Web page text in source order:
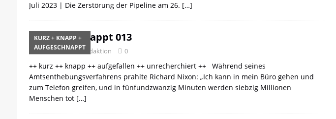
Juli 2023 | Die Zerstörung der Pipeline am 26. […]
KURZ + KNAPP +
AUFGESCHNAPPT
Aufgeschnappt 013
27. Juli 2023 Redaktion 0
++ kurz ++ knapp ++ aufgefallen ++ unrecherchiert ++ Während seines
Amtsenthebungsverfahrens prahlte Richard Nixon: „Ich kann in mein Büro gehen und
zum Telefon greifen, und in fünfundzwanzig Minuten werden siebzig Millionen
Menschen tot […]